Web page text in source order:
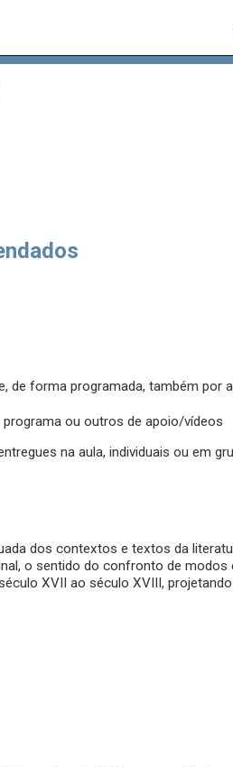
de forma programada, também por
ou outros de apoio/vídeos
na aula, individuais ou em
dos contextos e textos da
o sentido do confronto de modos
XVII ao século XVIII,